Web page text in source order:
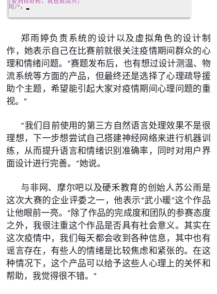
郑雨婷负责系统的设计以及虚拟角色的设计制
作，她表示自己在比赛前就很关注疫情期间群众的心
理和情绪问题。“赛题发布后，也有想过设计测温、物
流系统等方面的产品，但最终还是选择了心理疏导援
助个主题，希望能引起大家对疫情期间心理问题的重
视。”
“我们目前使用的第三方自然语言处理效果不是很
理想，下一步想尝试自己搭建神经网络来进行机器训
练，从而提升语言和情绪识别准确率，同时对用户界
面设计进行完善。”她说。
与非网、摩尔吧以及硬禾教育的创始人苏公雨是
这次大赛的企业评委之一，他表示“武小暖”这个作品
让他眼前一亮。“除了作品的完成度和团队的参赛态度
之外，我很注重这个作品是否具有社会意义。其实在
这次疫情中，我们每天都会收到各种信息，其中也有
谣言存在，有些人的情绪是比较焦虑和紧张的。在这
种情况下，这个产品可以给予这些人心理上的关怀和
帮助，我觉得很不错。”